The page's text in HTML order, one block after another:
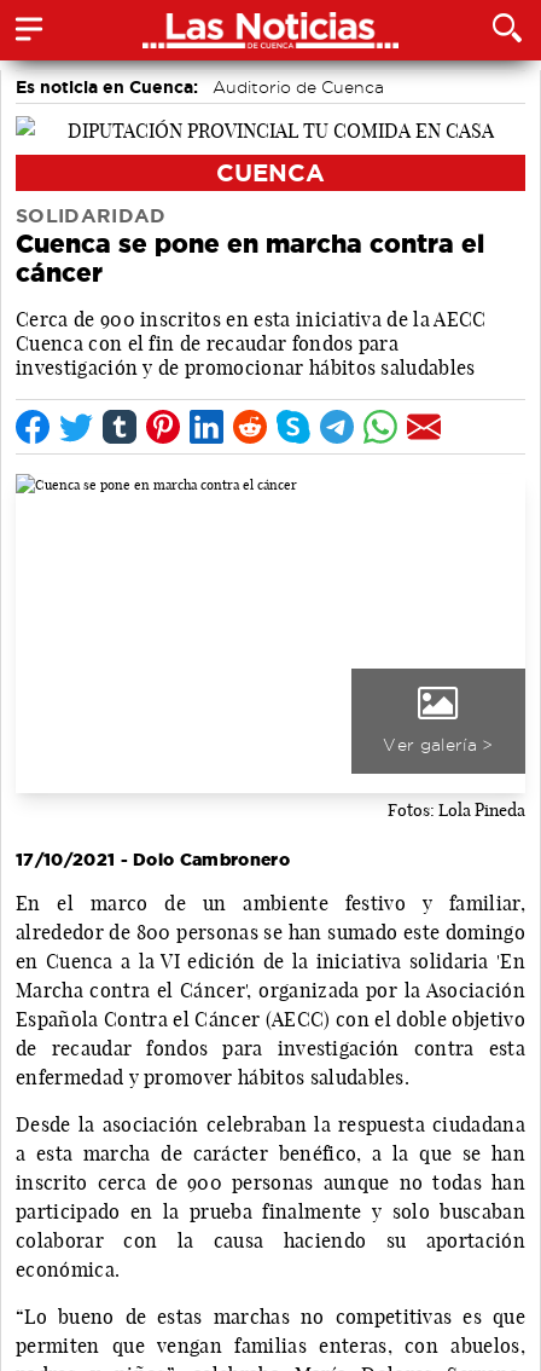
Es noticia en Cuenca: Auditorio de Cuenca
CUENCA
SOLIDARIDAD
Cuenca se pone en marcha contra el
cáncer
Cerca de 900 inscritos en esta iniciativa de la AECC
Cuenca con el fin de recaudar fondos para
investigación y de promocionar hábitos saludables
Ver galería >
Fotos: Lola Pineda
17/10/2021 - Dolo Cambronero
En el marco de un ambiente festivo y familiar,
alrededor de 800 personas se han sumado este domingo
en Cuenca a la VI edición de la iniciativa solidaria 'En
Marcha contra el Cáncer', organizada por la Asociación
Española Contra el Cáncer (AECC) con el doble objetivo
de recaudar fondos para investigación contra esta
enfermedad y promover hábitos saludables.
Desde la asociación celebraban la respuesta ciudadana
a esta marcha de carácter benéfico, a la que se han
inscrito cerca de 900 personas aunque no todas han
participado en la prueba finalmente y solo buscaban
colaborar con la causa haciendo su aportación
económica.
“Lo bueno de estas marchas no competitivas es que
permiten que vengan familias enteras, con abuelos,